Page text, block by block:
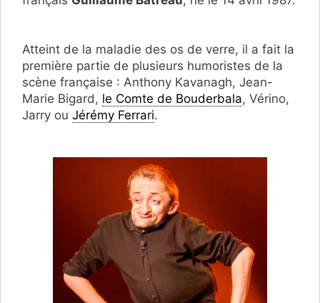
Atteint de la maladie des os de verre, il a fait la
première partie de plusieurs humoristes de la
scène française : Anthony Kavanagh, Jean-
Marie Bigard, le Comte de Bouderbala, Vérino,
Jarry ou Jérémy Ferrari.